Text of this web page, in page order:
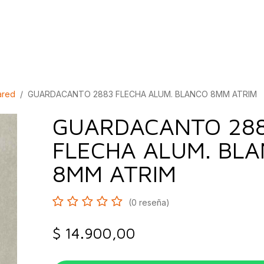
GUARDACANTO 2883 FLECHA ALUM. BLANCO 8MM ATRIM
GUARDACANTO
FLECHA ALUM.
8MM ATRIM
(0 reseña)
$ 14.900,00